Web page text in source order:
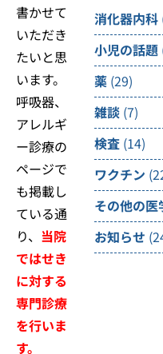
書かせて
いただき
たいと思
います。
呼吸器、
アレルギ
ー診療の
ページで
も掲載し
ている通
り、 当院
ではせき
に対する
専門診療
を行いま
す。
消化器内科
小児の話題
薬 (29)
雑談 (7)
検査 (14)
ワクチン
その他の医
お知らせ